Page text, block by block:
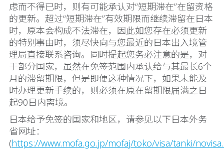
虑而不得已时，则有可能承认对“短期滞在”在留资格
的更新。超过“短期滞在”有效期限而继续滞留在日本
时，原本会构成不法滞在，因此如您存在必须更新
的特别事由时，须尽快向与您最近的日本出入境管
理局直接联系咨询。同时提起您务必注意的是，对
于部分国家，虽然在免签范围内承认给与其最长6个
月的滞留期限，但是即便这种情况下，如果未能及
时办理更新手续的，则必须在原在留期限届满之日
起90日内离境。
日本给予免签的国家和地区，请参见以下日本外务
省网址：
(https://www.mofa.go.jp/mofaj/toko/visa/tanki/